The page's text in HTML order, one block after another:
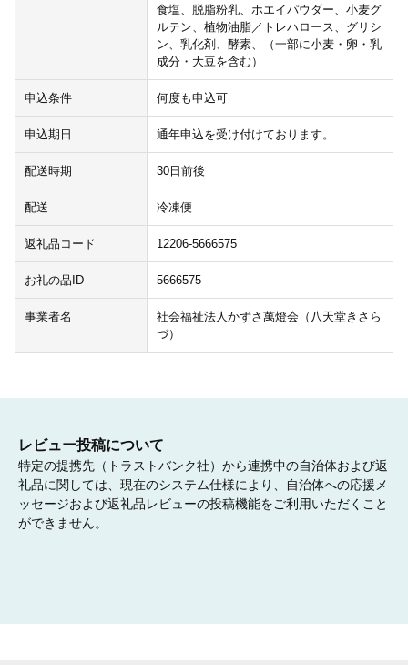
食塩、脱脂粉乳、ホエイパウダー、小麦グ
ルテン、植物油脂／トレハロース、グリシ
ン、乳化剤、酵素、（一部に小麦・卵・乳
成分・大豆を含む）
申込条件 何度も申込可
申込期日 通年申込を受け付けております。
配送時期 30日前後
配送 冷凍便
返礼品コード 12206-5666575
お礼の品ID 5666575
事業者名
社会福祉法人かずさ萬燈会（八天堂きさら
づ）
レビュー投稿について
特定の提携先（トラストバンク社）から連携中の自治体および返
礼品に関しては、現在のシステム仕様により、自治体への応援メ
ッセージおよび返礼品レビューの投稿機能をご利用いただくこと
ができません。